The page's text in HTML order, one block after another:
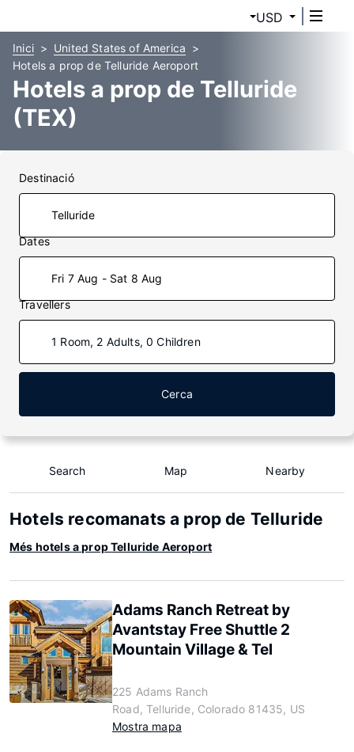
USD
Inici
United States of America
Hotels a prop de Telluride Aeroport
Hotels a prop de Telluride
(TEX)
Destinació
Dates
Fri 7 Aug - Sat 8 Aug
Travellers
1 Room, 2 Adults, 0 Children
Cerca
Search Map Nearby
Hotels recomanats a prop de Telluride
Més hotels a prop Telluride Aeroport
Adams Ranch Retreat by
Avantstay Free Shuttle 2
Mountain Village & Tel
225 Adams Ranch
Road, Telluride, Colorado 81435, US
Mostra mapa